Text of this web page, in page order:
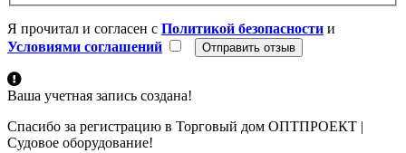
Я прочитал и согласен с Политикой безопасности и
Условиями соглашений
Ваша учетная запись создана!
Спасибо за регистрацию в Торговый дом ОПТПРОЕКТ |
Судовое оборудование!